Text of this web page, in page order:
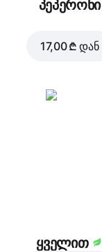
პეპერონი
17,00 ₾ დან
ყველით